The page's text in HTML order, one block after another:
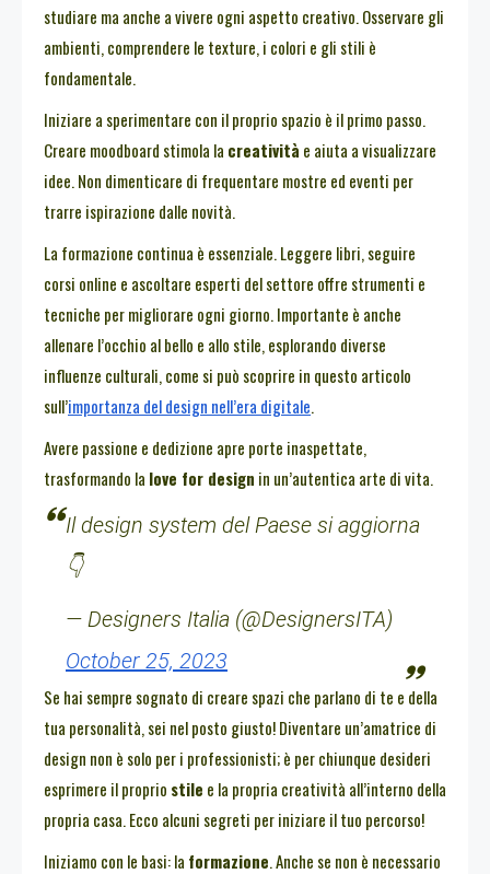
studiare ma anche a vivere ogni aspetto creativo. Osservare gli
ambienti, comprendere le texture, i colori e gli stili è
fondamentale.
Iniziare a sperimentare con il proprio spazio è il primo passo.
Creare moodboard stimola la creatività e aiuta a visualizzare
idee. Non dimenticare di frequentare mostre ed eventi per
trarre ispirazione dalle novità.
La formazione continua è essenziale. Leggere libri, seguire
corsi online e ascoltare esperti del settore offre strumenti e
tecniche per migliorare ogni giorno. Importante è anche
allenare l’occhio al bello e allo stile, esplorando diverse
influenze culturali, come si può scoprire in questo articolo
sull’importanza del design nell’era digitale.
Avere passione e dedizione apre porte inaspettate,
trasformando la love for design in un’autentica arte di vita.
Il design system del Paese si aggiorna
👇
— Designers Italia (@DesignersITA)
October 25, 2023
Se hai sempre sognato di creare spazi che parlano di te e della
tua personalità, sei nel posto giusto! Diventare un’amatrice di
design non è solo per i professionisti; è per chiunque desideri
esprimere il proprio stile e la propria creatività all’interno della
propria casa. Ecco alcuni segreti per iniziare il tuo percorso!
Iniziamo con le basi: la formazione. Anche se non è necessario